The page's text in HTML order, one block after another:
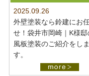
プライバシーポリシー
2025.09.26
外壁塗装なら鈴建にお
せ！袋井市岡崎｜K様邸
風板塗装のご紹介をしま
す。